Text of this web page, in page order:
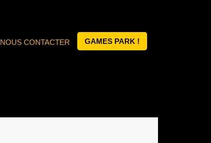
NOUS CONTACTER GAMES PARK !